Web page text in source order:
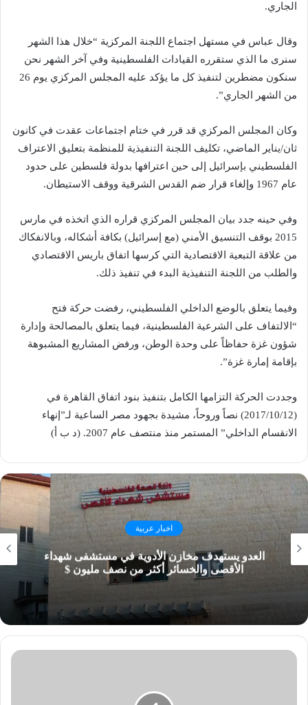
الجاري.
وقال عباس في مستهل اجتماع اللجنة المركزية “خلال هذا الشهر
سنرى ما الذي ستقرره القيادات الفلسطينية وفي آخر الشهر نحن
سنكون مضطرين لتنفيذ كل ما يؤكد عليه المجلس المركزي يوم 26
من الشهر الجاري”.
وكان المجلس المركزي قد قرر في ختام اجتماعات عقدت في كانون
ثان/يناير الماضي، تكليف اللجنة التنفيذية للمنظمة بتعليق الاعتراف
الفلسطيني بإسرائيل إلى حين اعترافها بدولة فلسطين على حدود
عام 1967 وإلغاء قرار ضم القدس الشرقية ووقف الاستيطان.
وفي حينه جدد بيان المجلس المركزي قراره الذي اتخذه في مارس
2015 بوقف التنسيق الأمني (مع إسرائيل) بكافة أشكاله، وبالانفكاك
من علاقة التبعية الاقتصادية التي كرسها اتفاق باريس الاقتصادي
والطلب من اللجنة التنفيذية البدء في تنفيذ ذلك.
وفيما يتعلق بالوضع الداخلي الفلسطيني، رفضت حركة فتح
“الالتفاف على الشرعية الفلسطينية، فيما يتعلق بالمصالحة وإدارة
شؤون غزة حفاظاً على وحدة الوطن، ورفض المشاريع المشبوهة
بإقامة إمارة غزة”.
وجددت الحركة التزامها الكامل بتنفيذ بنود اتفاق القاهرة في
(2017/10/12) نصاً وروحاً، مشيدة بجهود مصر الساعية لـ”إنهاء
الانقسام الداخلي” المستمر منذ منتصف عام 2007. (د ب أ)
اخبار عربية
العدو يستهدف مخازن الأدوية في مستشفى شهداء
الأقصى والخسائر أكثر من نصف مليون $